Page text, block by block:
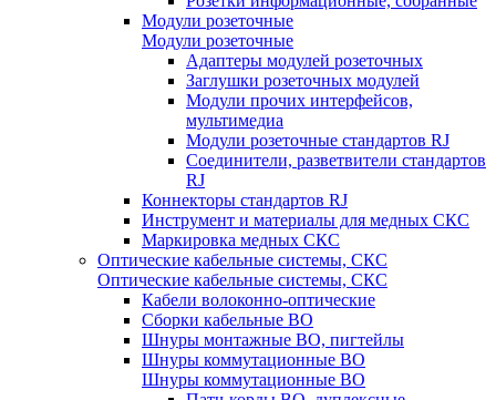
Модули розеточные
Модули розеточные
Адаптеры модулей розеточных
Заглушки розеточных модулей
Модули прочих интерфейсов,
мультимедиа
Модули розеточные стандартов RJ
Соединители, разветвители стандартов
RJ
Коннекторы стандартов RJ
Инструмент и материалы для медных СКС
Маркировка медных СКС
Оптические кабельные системы, СКС
Оптические кабельные системы, СКС
Кабели волоконно-оптические
Сборки кабельные ВО
Шнуры монтажные ВО, пигтейлы
Шнуры коммутационные ВО
Шнуры коммутационные ВО